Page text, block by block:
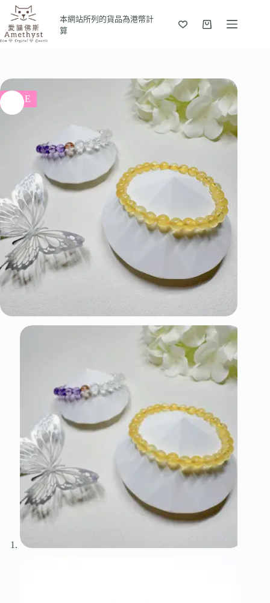
本網站所列的貨品為港幣計
算
SALE